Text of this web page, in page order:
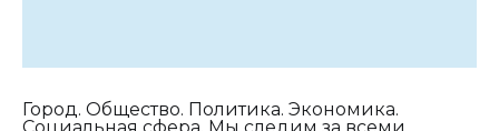
Город. Общество. Политика. Экономика.
Социальная сфера. Мы следим за всеми